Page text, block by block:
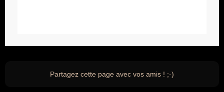
Partagez cette page avec vos amis ! ;-)